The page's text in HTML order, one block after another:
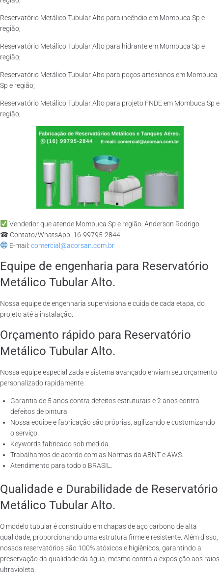
Reservatório Metálico Tubular Alto para incêndio em Mombuca Sp e
região;
Reservatório Metálico Tubular Alto para hidrante em Mombuca Sp e
região;
Reservatório Metálico Tubular Alto para poços artesianos em Mombuca
Sp e região;
Reservatório Metálico Tubular Alto para projeto FNDE em Mombuca Sp e
região;
Vendedor que atende Mombuca Sp e região: Anderson Rodrigo
☎ Contato/WhatsApp: 16-99795-2844
E-mail: comercial@acorsan.com.br
Equipe de engenharia para Reservatório
Metálico Tubular Alto.
Nossa equipe de engenharia supervisiona e cuida de cada etapa, do
projeto até a instalação.
Orçamento rápido para Reservatório
Metálico Tubular Alto.
Nossa equipe especializada e sistema avançado enviam seu orçamento
personalizado rapidamente.
Garantia de 5 anos contra defeitos estruturais e 2 anos contra
defeitos de pintura.
Nossa equipe e fabricação são próprias, agilizando e customizando
o serviço.
Keywords fabricado sob medida.
Trabalhamos de acordo com as Normas da ABNT e AWS.
Atendimento para todo o BRASIL.
Qualidade e Durabilidade de Reservatório
Metálico Tubular Alto.
O modelo tubular é construído em chapas de aço carbono de alta
qualidade, proporcionando uma estrutura firme e resistente. Além disso,
nossos reservatórios são 100% atóxicos e higiênicos, garantindo a
preservação da qualidade da água, mesmo contra a exposição aos raios
ultravioleta.